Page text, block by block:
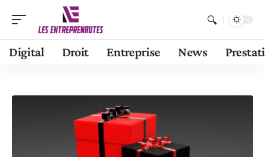
Digital Droit Entreprise News